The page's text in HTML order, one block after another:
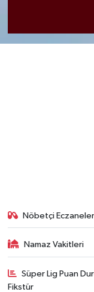
Nöbetçi Eczaneler
Namaz Vakitleri
Süper Lig Puan
Fikstür